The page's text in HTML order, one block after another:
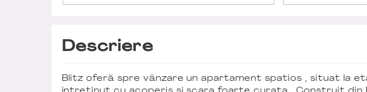
Descriere
Blitz oferă spre vânzare un apartament spatios , situat la